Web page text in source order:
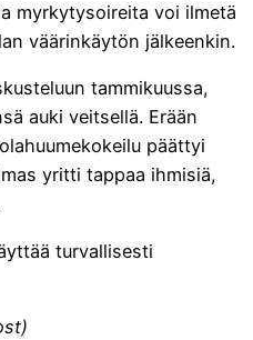
myrkytysoireita voi ilmetä
väärinkäytön jälkeenkin.
tammikuussa,
auki veitsellä. Erään
päättyi
yritti tappaa ihmisiä,
turvallisesti